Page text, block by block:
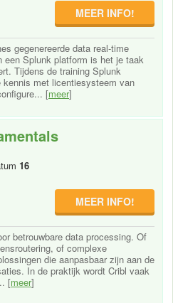
MEER INFO!
gegenereerde data real-time
Splunk platform is het je taak
Tijdens de training Splunk
met licentiesysteem van
[meer]
16
MEER INFO!
betrouwbare data processing. Of
of complexe
die aanpasbaar zijn aan de
In de praktijk wordt Cribl vaak
[meer]